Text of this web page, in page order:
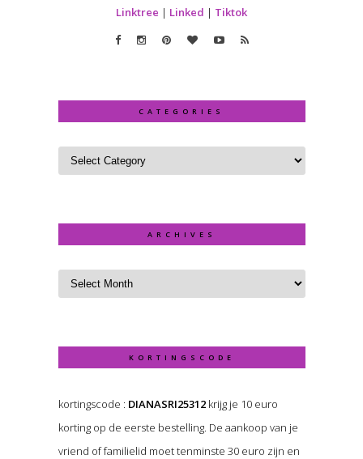
Linktree | Linked | Tiktok
CATEGORIES
ARCHIVES
KORTINGSCODE
kortingscode : DIANASRI25312krijg je 10 euro
korting op de eerste bestelling. De aankoop van je
vriend of familielid moet tenminste 30 euro zijn en